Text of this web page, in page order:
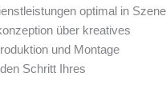
optimal in Szene
über kreatives
und Montage
Schritt Ihres